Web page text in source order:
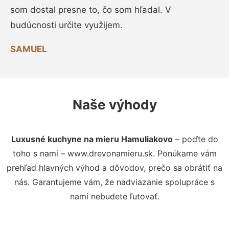
som dostal presne to, čo som hľadal. V
budúcnosti určite využijem.
SAMUEL
Naše výhody
Luxusné kuchyne na mieru Hamuliakovo– poďte do
toho s nami – www.drevonamieru.sk. Ponúkame vám
prehľad hlavných výhod a dôvodov, prečo sa obrátiť na
nás. Garantujeme vám, že nadviazanie spolupráce s
nami nebudete ľutovať.